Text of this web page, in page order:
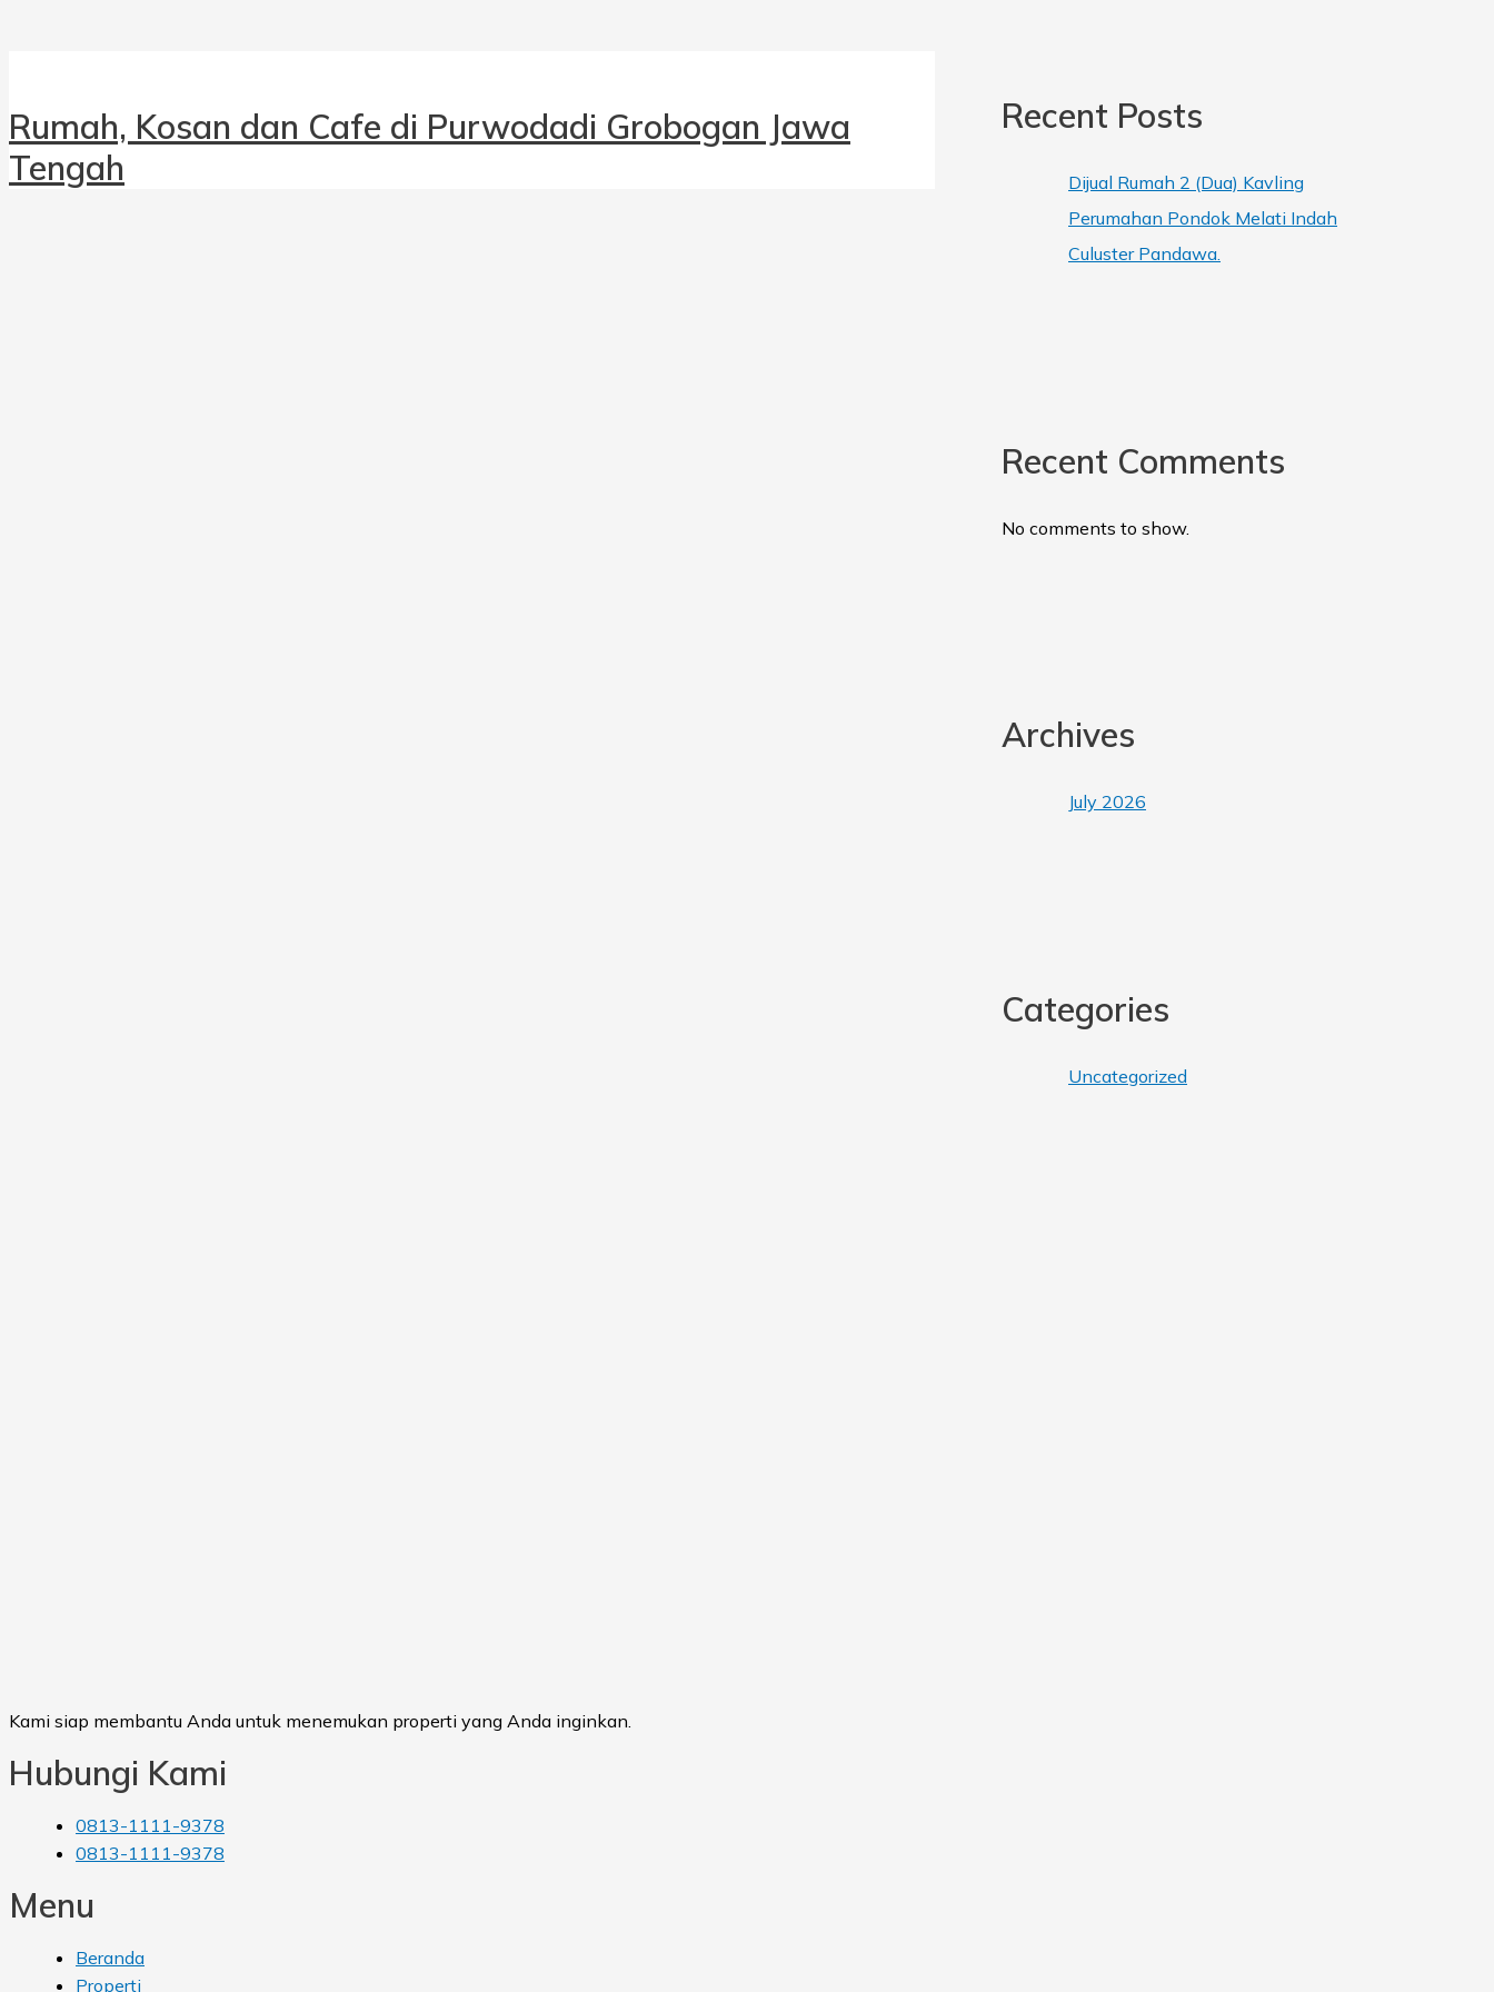
Rumah, Kosan dan Cafe di Purwodadi Grobogan Jawa
Tengah
Recent Posts
Dijual Rumah 2 (Dua) Kavling
Perumahan Pondok Melati Indah
Culuster Pandawa.
Recent Comments
No comments to show.
Archives
July 2026
Categories
Uncategorized
Kami siap membantu Anda untuk menemukan properti yang Anda inginkan.
Hubungi Kami
0813-1111-9378
0813-1111-9378
Menu
Beranda
Properti